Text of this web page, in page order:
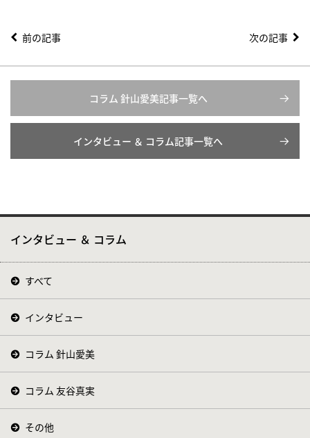
前の記事 次の記事
コラム 針山愛美記事一覧へ
インタビュー ＆ コラム記事一覧へ
インタビュー ＆ コラム
すべて
インタビュー
コラム 針山愛美
コラム 友谷真実
その他